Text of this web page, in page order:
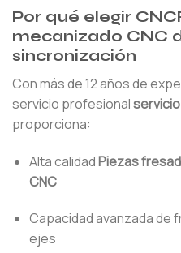
Por qué elegir
mecanizado CNC
sincronización
Con más de 12 años de
servicio profesional
proporciona:
Alta calidadPiezas
CNC
Capacidad avanzada de
ejes